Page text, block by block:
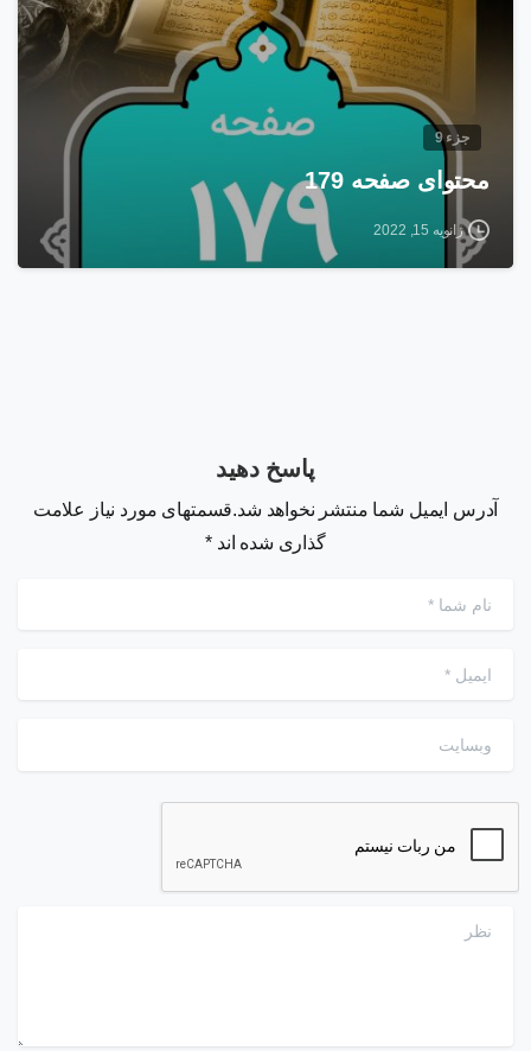
جزء 9
محتوای صفحه 179
ژانویه 15, 2022
پاسخ دهید
آدرس ایمیل شما منتشر نخواهد شد.قسمتهای مورد نیاز علامت
گذاری شده اند *
نام شما
ایمیل
وبسایت